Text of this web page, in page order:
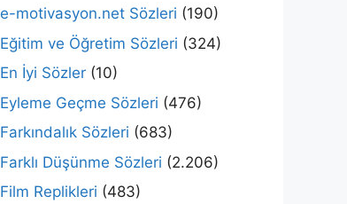
e-motivasyon.net Sözleri (190)
Eğitim ve Öğretim Sözleri (324)
En İyi Sözler (10)
Eyleme Geçme Sözleri (476)
Farkındalık Sözleri (683)
Farklı Düşünme Sözleri (2.206)
Film Replikleri (483)